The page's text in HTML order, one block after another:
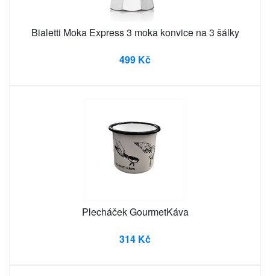
Bialetti Moka Express 3 moka konvice na 3 šálky
499 Kč
Plecháček GourmetKáva
314 Kč